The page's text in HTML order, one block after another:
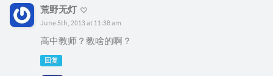
荒野无灯
June 5th, 2013 at 11:38 am
高中教师？教啥的啊？
回复